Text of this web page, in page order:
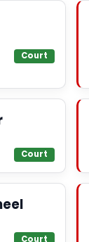
Court
Court
Court